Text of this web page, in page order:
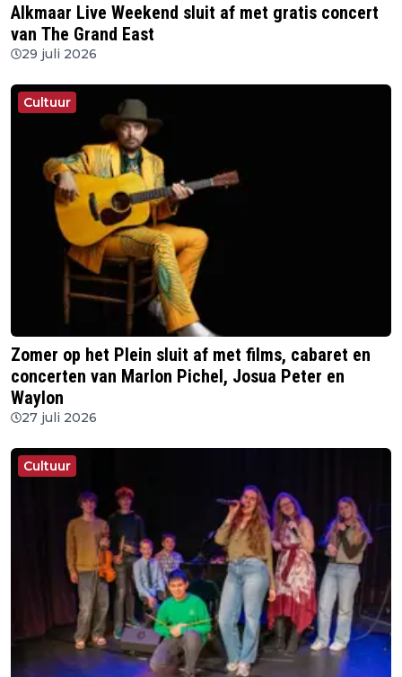
Alkmaar Live Weekend sluit af met gratis concert
van The Grand East
29 juli 2026
Cultuur
Zomer op het Plein sluit af met films, cabaret en
concerten van Marlon Pichel, Josua Peter en
Waylon
27 juli 2026
Cultuur